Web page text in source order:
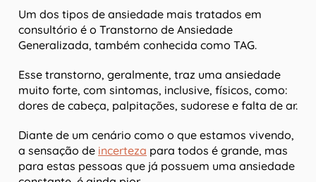
Um dos tipos de ansiedade mais tratados em
consultório é o Transtorno de Ansiedade
Generalizada, também conhecida como TAG.
Esse transtorno, geralmente, traz uma ansiedade
muito forte, com sintomas, inclusive, físicos, como:
dores de cabeça, palpitações, sudorese e falta de ar.
Diante de um cenário como o que estamos vivendo,
a sensação de incerteza para todos é grande, mas
para estas pessoas que já possuem uma ansiedade